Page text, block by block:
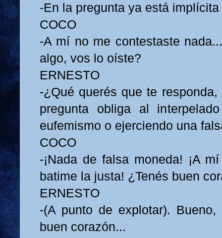
-En la pregunta ya está
COCO
-A mí no me contestaste
algo, vos lo oíste?
ERNESTO
-¿Qué querés que te
pregunta obliga al
eufemismo o ejerciendo una
COCO
-¡Nada de falsa moneda! ¡A
batime la justa! ¿Tenés buen
ERNESTO
-(A punto de explotar).
buen corazón...